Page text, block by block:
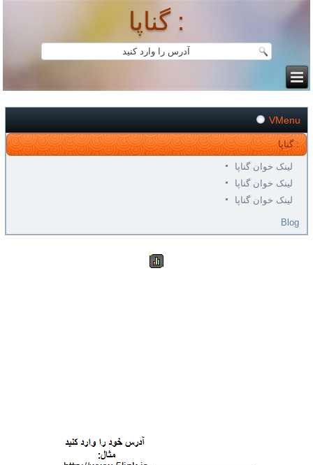
گناپا :
VMenu
گناپا :
لینک خوان گناپا
لینک خوان گناپا
لینک خوان گناپا
Blog